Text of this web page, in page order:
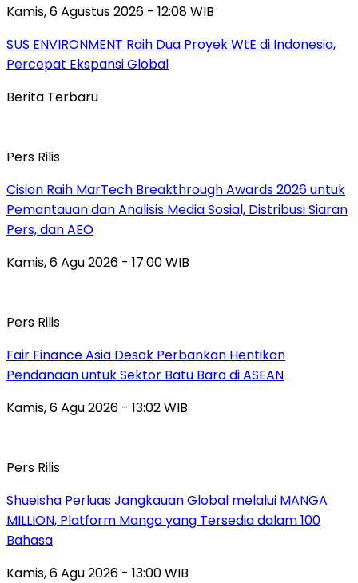
Kamis, 6 Agustus 2026 - 12:08 WIB
SUS ENVIRONMENT Raih Dua Proyek WtE di Indonesia,
Percepat Ekspansi Global
Berita Terbaru
Pers Rilis
Cision Raih MarTech Breakthrough Awards 2026 untuk
Pemantauan dan Analisis Media Sosial, Distribusi Siaran
Pers, dan AEO
Kamis, 6 Agu 2026 - 17:00 WIB
Pers Rilis
Fair Finance Asia Desak Perbankan Hentikan
Pendanaan untuk Sektor Batu Bara di ASEAN
Kamis, 6 Agu 2026 - 13:02 WIB
Pers Rilis
Shueisha Perluas Jangkauan Global melalui MANGA
MILLION, Platform Manga yang Tersedia dalam 100
Bahasa
Kamis, 6 Agu 2026 - 13:00 WIB